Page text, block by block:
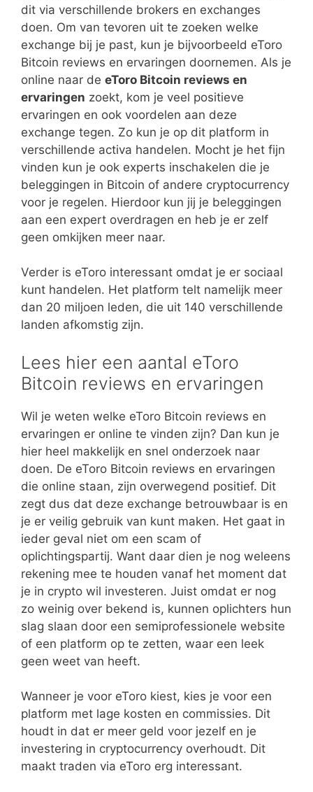
dit via verschillende brokers en exchanges
doen. Om van tevoren uit te zoeken welke
exchange bij je past, kun je bijvoorbeeld eToro
Bitcoin reviews en ervaringen doornemen. Als je
online naar de eToro Bitcoin reviews en
ervaringen zoekt, kom je veel positieve
ervaringen en ook voordelen aan deze
exchange tegen. Zo kun je op dit platform in
verschillende activa handelen. Mocht je het fijn
vinden kun je ook experts inschakelen die je
beleggingen in Bitcoin of andere cryptocurrency
voor je regelen. Hierdoor kun jij je beleggingen
aan een expert overdragen en heb je er zelf
geen omkijken meer naar.
Verder is eToro interessant omdat je er sociaal
kunt handelen. Het platform telt namelijk meer
dan 20 miljoen leden, die uit 140 verschillende
landen afkomstig zijn.
Lees hier een aantal eToro
Bitcoin reviews en ervaringen
Wil je weten welke eToro Bitcoin reviews en
ervaringen er online te vinden zijn? Dan kun je
hier heel makkelijk en snel onderzoek naar
doen. De eToro Bitcoin reviews en ervaringen
die online staan, zijn overwegend positief. Dit
zegt dus dat deze exchange betrouwbaar is en
je er veilig gebruik van kunt maken. Het gaat in
ieder geval niet om een scam of
oplichtingspartij. Want daar dien je nog weleens
rekening mee te houden vanaf het moment dat
je in crypto wil investeren. Juist omdat er nog
zo weinig over bekend is, kunnen oplichters hun
slag slaan door een semiprofessionele website
of een platform op te zetten, waar een leek
geen weet van heeft.
Wanneer je voor eToro kiest, kies je voor een
platform met lage kosten en commissies. Dit
houdt in dat er meer geld voor jezelf en je
investering in cryptocurrency overhoudt. Dit
maakt traden via eToro erg interessant.